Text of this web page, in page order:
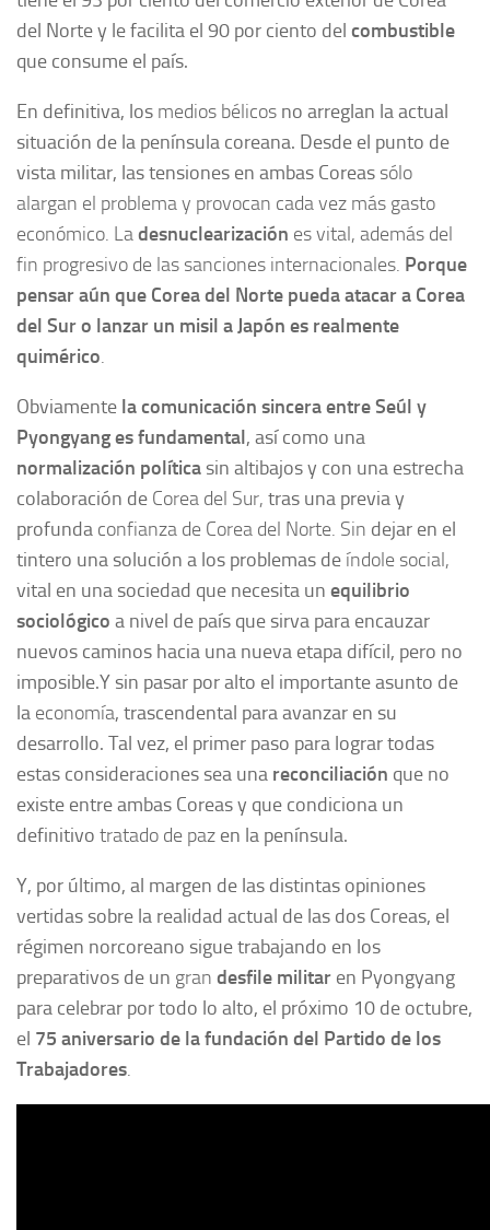
del Norte y le facilita el 90 por ciento del combustible
que consume el país.
En definitiva, los medios bélicos no arreglan la actual
situación de la península coreana. Desde el punto de
vista militar, las tensiones en ambas Coreas sólo
alargan el problema y provocan cada vez más gasto
económico. Ladesnuclearización es vital, además del
fin progresivo de las sanciones internacionales. Porque
pensar aún que Corea del Norte pueda atacar a Corea
del Sur o lanzar un misil a Japón es realmente
quimérico.
Obviamente lacomunicación sincera entre Seúl y
Pyongyanges fundamental, así como una
normalización políticasin altibajos y con una estrecha
colaboración de Corea del Sur, tras una previa y
profunda confianza de Corea del Norte. Sin dejar en el
tintero una solución a los problemas de índole social,
vital en una sociedad que necesita un equilibrio
sociológico a nivel de país que sirva para encauzar
nuevos caminos hacia una nueva etapa difícil, pero no
imposible.Ysin pasar por alto el importante asunto de
la economía, trascendental para avanzar en su
desarrollo. Tal vez, el primer paso para lograr todas
estas consideraciones sea una reconciliación que no
existe entre ambas Coreas y que condiciona un
definitivo tratado de paz en la península.
Y, por último, al margen de las distintas opiniones
vertidas sobre la realidad actual de las dos Coreas, el
régimen norcoreano sigue trabajando en los
preparativos de un gran desfile militar en Pyongyang
para celebrar por todo lo alto, el próximo 10 de octubre,
el 75 aniversario de la fundación del Partido de los
Trabajadores.